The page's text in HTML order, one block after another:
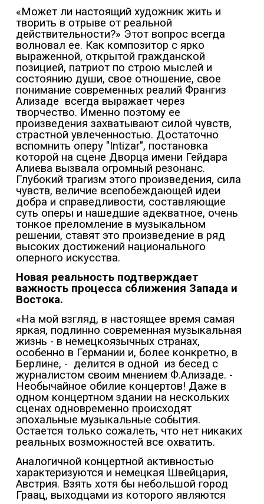
«Может ли настоящий художник жить и
творить в отрыве от реальной
действительности?» Этот вопрос всегда
волновал ее. Как композитор с ярко
выраженной, открытой гражданской
позицией, патриот по строю мыслей и
состоянию души, свое отношение, свое
понимание современных реалий Франгиз
Ализаде всегда выражает через
творчество. Именно поэтому ее
произведения захватывают силой чувств,
страстной увлеченностью. Достаточно
вспомнить оперу "Intizar", постановка
которой на сцене Дворца имени Гейдара
Алиева вызвала огромный резонанс.
Глубокий трагизм этого произведения, сила
чувств, величие всепобеждающей идеи
добра и справедливости, составляющие
суть оперы и нашедшие адекватное, очень
тонкое преломление в музыкальном
решении, ставят это произведение в ряд
высоких достижений национального
оперного искусства.
Новая реальность подтверждает
важность процесса сближения Запада и
Востока.
«На мой взгляд, в настоящее время самая
яркая, подлинно современная музыкальная
жизнь - в немецкоязычных странах,
особенно в Германии и, более конкретно, в
Берлине, - делится в одной из бесед с
журналистом своим мнением Ф.Ализаде. -
Необычайное обилие концертов! Даже в
одном концертном здании на нескольких
сценах одновременно происходят
эпохальные музыкальные события.
Остается только сожалеть, что нет никаких
реальных возможностей все охватить.
Аналогичной концертной активностью
характеризуются и немецкая Швейцария,
Австрия. Взять хотя бы небольшой город
Граац, выходцами из которого являются